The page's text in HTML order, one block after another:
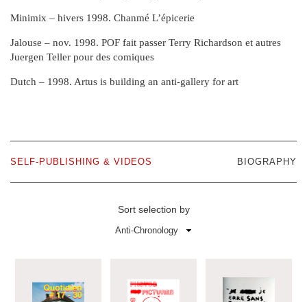
Minimix – hivers 1998. Chanmé L’épicerie
Jalouse – nov. 1998. POF fait passer Terry Richardson et autres
Juergen Teller pour des comiques
Dutch – 1998. Artus is building an anti‑gallery for art
SELF-PUBLISHING & VIDEOS BIOGRAPHY
Sort selection by